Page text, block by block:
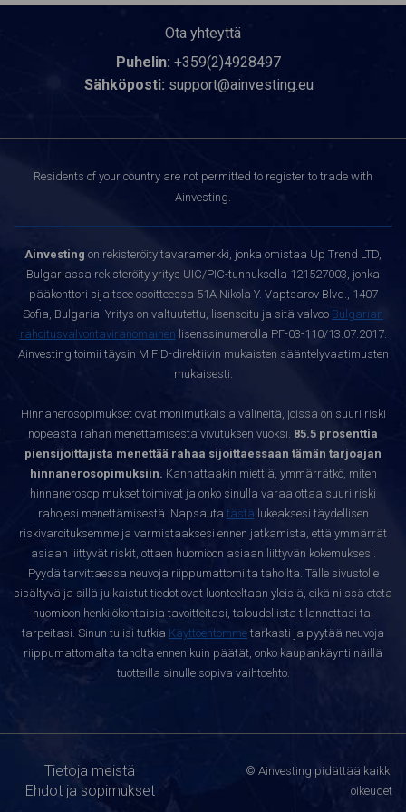
Ota yhteyttä
Puhelin: +359(2)4928497
Sähköposti: support@ainvesting.eu
Residents of your country are not permitted to register to trade with
Ainvesting.
Ainvesting on rekisteröity tavaramerkki, jonka omistaa Up Trend LTD,
Bulgariassa rekisteröity yritys UIC/PIC-tunnuksella 121527003, jonka
pääkonttori sijaitsee osoitteessa 51A Nikola Y. Vaptsarov Blvd., 1407
Sofia, Bulgaria. Yritys on valtuutettu, lisensoitu ja sitä valvoo Bulgarian
rahoitusvalvontaviranomainen lisenssinumerolla РГ-03-110/13.07.2017.
Ainvesting toimii täysin MiFID-direktiivin mukaisten sääntelyvaatimusten
mukaisesti.
Hinnanerosopimukset ovat monimutkaisia välineitä, joissa on suuri riski
nopeasta rahan menettämisestä vivutuksen vuoksi. 85.5 prosenttia
piensijoittajista menettää rahaa sijoittaessaan tämän tarjoajan
hinnanerosopimuksiin. Kannattaakin miettiä, ymmärrätkö, miten
hinnanerosopimukset toimivat ja onko sinulla varaa ottaa suuri riski
rahojesi menettämisestä. Napsauta tästä lukeaksesi täydellisen
riskivaroituksemme ja varmistaaksesi ennen jatkamista, että ymmärrät
asiaan liittyvät riskit, ottaen huomioon asiaan liittyvän kokemuksesi.
Pyydä tarvittaessa neuvoja riippumattomilta tahoilta. Tälle sivustolle
sisältyvä ja sillä julkaistut tiedot ovat luonteeltaan yleisiä, eikä niissä oteta
huomioon henkilökohtaisia tavoitteitasi, taloudellista tilannettasi tai
tarpeitasi. Sinun tulisi tutkia Käyttöehtomme tarkasti ja pyytää neuvoja
riippumattomalta taholta ennen kuin päätät, onko kaupankäynti näillä
tuotteilla sinulle sopiva vaihtoehto.
Tietoja meistä
Ehdot ja sopimukset
© Ainvesting pidättää kaikki
oikeudet